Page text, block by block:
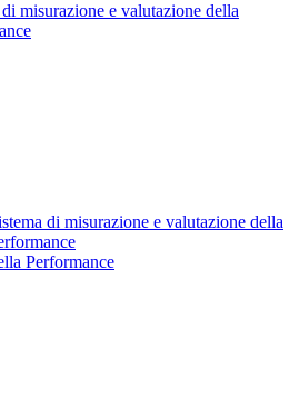
di misurazione e valutazione della
di misurazione e valutazione della
Performance